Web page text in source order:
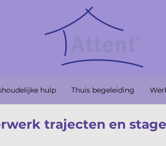
hulp Thuis begeleiding
trajecten en